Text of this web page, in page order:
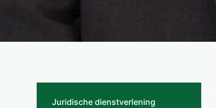
Juridische dienstverlening